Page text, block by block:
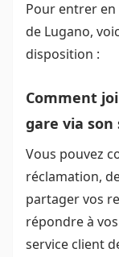
Pour entrer en
de Lugano,
disposition :
Comment
gare via son
Vous pouvez
réclamation,
partager vos
répondre à
service client